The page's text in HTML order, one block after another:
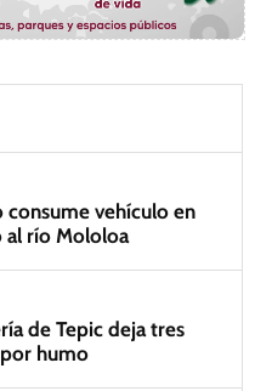
vehículo en
río Mololoa
de Tepic deja tres
humo